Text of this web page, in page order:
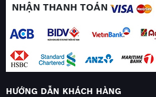
NHẬN THANH TOÁN
HƯỚNG DẪN KHÁCH HÀNG